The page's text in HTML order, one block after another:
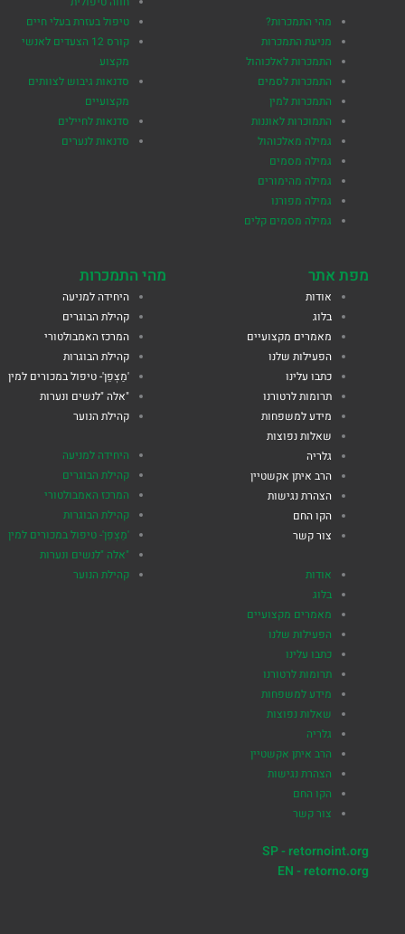
מהי התמכרות?
מניעת התמכרות
התמכרות לאלכוהול
התמכרות לסמים
התמכרות למין
התמוכרות לאוננות
גמילה מאלכוהול
גמילה מסמים
גמילה מהימורים
גמילה מפורנו
גמילה מסמים קלים
טיפול בעזרת בעלי חיים
קורס 12 הצעדים לאנשי
מקצוע
סדנאות גיבוש לצוותים
מקצועיים
סדנאות לחיילים
סדנאות לנערים
מפת אתר
אודות
בלוג
מאמרים מקצועיים
הפעילות שלנו
כתבו עלינו
תרומות לרטורנו
מידע למשפחות
שאלות נפוצות
גלריה
הרב איתן אקשטיין
הצהרת נגישות
הקו החם
צור קשר
אודות
בלוג
מאמרים מקצועיים
הפעילות שלנו
כתבו עלינו
תרומות לרטורנו
מידע למשפחות
שאלות נפוצות
גלריה
הרב איתן אקשטיין
הצהרת נגישות
הקו החם
צור קשר
SP - retornoint.org
EN - retorno.org
מהי התמכרות
היחידה למניעה
קהילת הבוגרים
המרכז האמבולטורי
קהילת הבוגרות
'מַצְפֵן'- טיפול במכורים למין
"אלה "לנשים ונערות
קהילת הנוער
היחידה למניעה
קהילת הבוגרים
המרכז האמבולטורי
קהילת הבוגרות
'מַצְפֵן'- טיפול במכורים למין
"אלה "לנשים ונערות
קהילת הנוער